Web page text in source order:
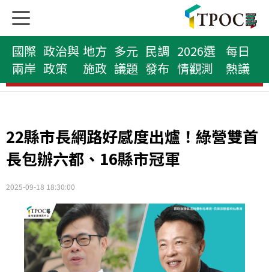
國際
兩岸
政治與
政策
地方
施政
多元
議題
民調
發布
2026選
情觀測
每日
熱議
民意代表榜
22縣市長網路好感度出爐！綠營雙首
長包辦六都、16縣市冠軍
2025-09-18 18:30:00